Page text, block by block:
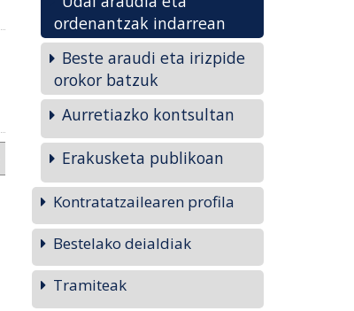
ordenantzak indarrean
Beste araudi eta irizpide
orokor batzuk
Aurretiazko kontsultan
Erakusketa publikoan
Kontratatzailearen profila
Bestelako deialdiak
Tramiteak